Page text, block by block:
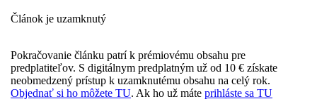
Článok je uzamknutý
Pokračovanie článku patrí k prémiovému obsahu pre
predplatiteľov. S digitálnym predplatným už od 10 € získate
neobmedzený prístup k uzamknutému obsahu na celý rok.
Objednať si ho môžete TU. Ak ho už máte prihláste sa TU